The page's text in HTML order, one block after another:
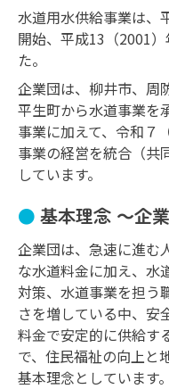
水道用水供給事業は、
開始、平成13（2001
た。
企業団は、柳井市、周
平生町から水道事業を
事業に加えて、令和７
事業の経営を統合（共
しています。
基本理念 ～企
企業団は、急速に進む
な水道料金に加え、水
対策、水道事業を担う
さを増している中、安
料金で安定的に供給す
で、住民福祉の向上と
基本理念としています。